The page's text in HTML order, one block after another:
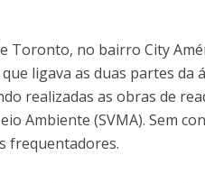
Toronto, no bairro City
ligava as duas partes da
realizadas as obras de
Ambiente (SVMA). Sem
frequentadores.